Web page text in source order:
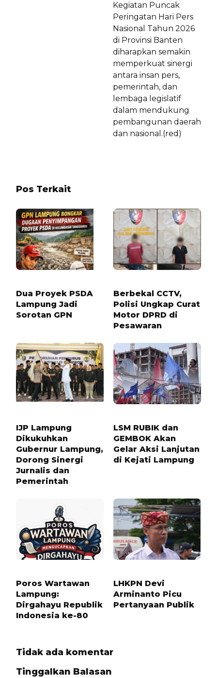
Kegiatan Puncak
Peringatan Hari Pers
Nasional Tahun 2026
di Provinsi Banten
diharapkan semakin
memperkuat sinergi
antara insan pers,
pemerintah, dan
lembaga legislatif
dalam mendukung
pembangunan daerah
dan nasional.(red)
Pos Terkait
Dua Proyek PSDA
Lampung Jadi
Sorotan GPN
Berbekal CCTV,
Polisi Ungkap Curat
Motor DPRD di
Pesawaran
IJP Lampung
Dikukuhkan
Gubernur Lampung,
Dorong Sinergi
Jurnalis dan
Pemerintah
LSM RUBIK dan
GEMBOK Akan
Gelar Aksi Lanjutan
di Kejati Lampung
Poros Wartawan
Lampung:
Dirgahayu Republik
Indonesia ke-80
LHKPN Devi
Arminanto Picu
Pertanyaan Publik
Tidak ada komentar
Tinggalkan Balasan